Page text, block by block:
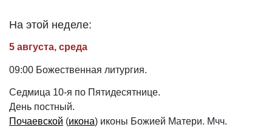
На этой неделе:
5 августа, среда
09:00 Божественная литургия.
Седмица 10-я по Пятидесятнице.
День постный.
Почаевской (икона) иконы Божией Матери. Мчч.